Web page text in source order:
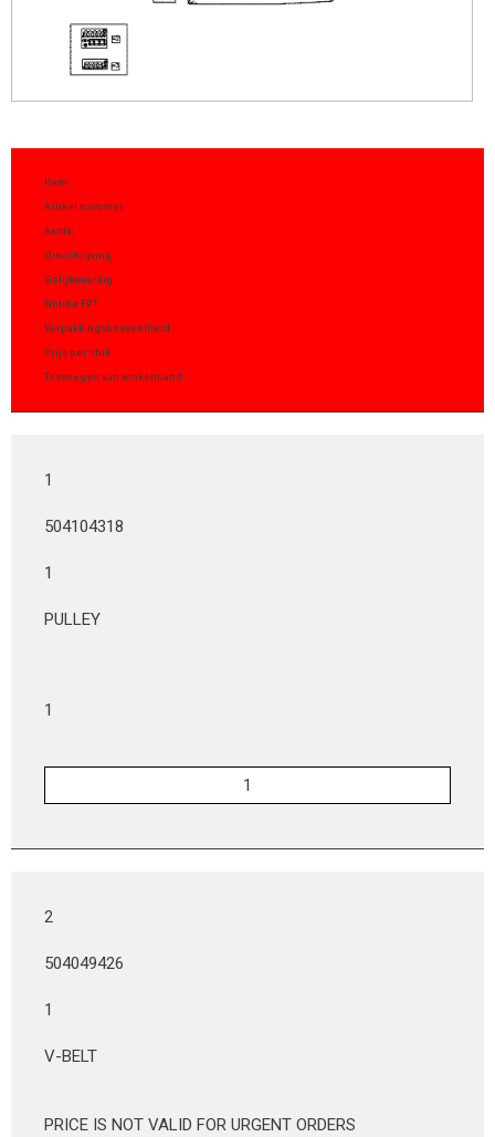
Item
Artikel nummer
Aantal
Omschrijving
Gelijkwaardig
Notitie FPT
Verpakkingshoeveelheid
Prijs per stuk
Toevoegen aan winkelmand
1
504104318
1
PULLEY
1
2
504049426
1
V-BELT
PRICE IS NOT VALID FOR URGENT ORDERS